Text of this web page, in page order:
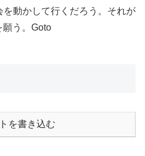
動かして行くだろう。それが
願う。Goto
を書き込む